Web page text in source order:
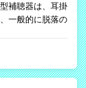
補聴器は、耳掛
一般的に脱落の
装用すれば補聴